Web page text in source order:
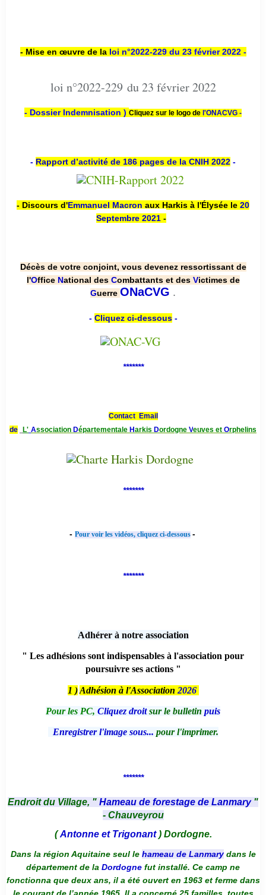
- Mise en œuvre de la loi n°2022-229 du 23 février 2022 -
loi n°2022-229 du 23 février 2022
- Dossier Indemnisation ) Cliquez sur le logo de l'ONACVG -
- Rapport d’activité de 186 pages de la CNIH 2022 -
- Discours d'Emmanuel Macron aux Harkis à l'Élysée le 20
Septembre 2021 -
Décès de votre conjoint, vous devenez ressortissant de
l'Office National des Combattants et des Victimes de
Guerre ONaCVG .
- Cliquez ci-dessous-
*******
Contact Email
de
L' Association Départementale Harkis Dordogne Veuves et Orphelins
*******
- Pour voir les vidéos, cliquez ci-dessous -
*******
Adhérer à notre association
" Les adhésions sont indispensables à l'association pour
poursuivre ses actions "
1 ) Adhésion à l'Association 2026
Pour les PC, Cliquez droitsur le bulletin puis
Enregistrer l'image sous... pour l'imprimer.
*******
Endroit du Village, " Hameau de forestage de Lanmary "
- Chauveyrou
(Antonne et Trigonant) Dordogne.
Dans la région Aquitaine seul le hameau de Lanmarydans le
département de la Dordogne fut installé. Ce camp ne
fonctionna que deux ans, il a été ouvert en 1963 et ferme dans